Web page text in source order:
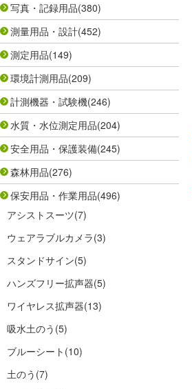
写真・記録用品(380)
測量用品・設計(452)
測定用品(149)
環境計測用品(209)
計測機器・試験機(246)
水質・水位測定用品(204)
安全用品・保護装備(245)
森林用品(276)
保安用品・作業用品(496)
アシストスーツ(7)
ウェアラブルカメラ(3)
スタンドサイン(5)
ハンズフリー拡声器(5)
ワイヤレス拡声器(13)
吸水土のう (5)
ブルーシート (10)
土のう (7)